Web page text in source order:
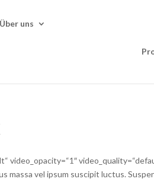
Über uns
video_opacity=“1″
massa vel ipsum suscipit luctus.